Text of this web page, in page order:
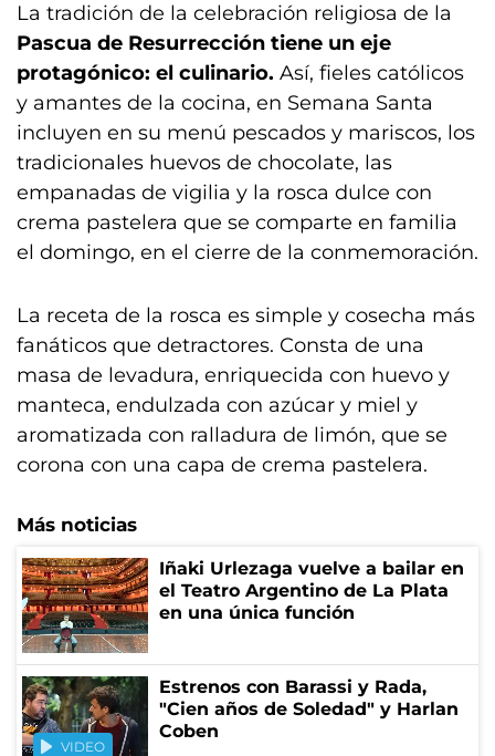
La tradición de la celebración religiosa de la
Pascua de Resurrección tiene un eje
protagónico: el culinario. Así, fieles católicos
y amantes de la cocina, en Semana Santa
incluyen en su menú pescados y mariscos, los
tradicionales huevos de chocolate, las
empanadas de vigilia y la rosca dulce con
crema pastelera que se comparte en familia
el domingo, en el cierre de la conmemoración.
La receta de la rosca es simple y cosecha más
fanáticos que detractores. Consta de una
masa de levadura, enriquecida con huevo y
manteca, endulzada con azúcar y miel y
aromatizada con ralladura de limón, que se
corona con una capa de crema pastelera.
Más noticias
Iñaki Urlezaga vuelve a bailar en
el Teatro Argentino de La Plata
en una única función
VIDEO
Estrenos con Barassi y Rada,
"Cien años de Soledad" y Harlan
Coben